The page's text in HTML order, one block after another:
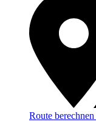
Route berechnen